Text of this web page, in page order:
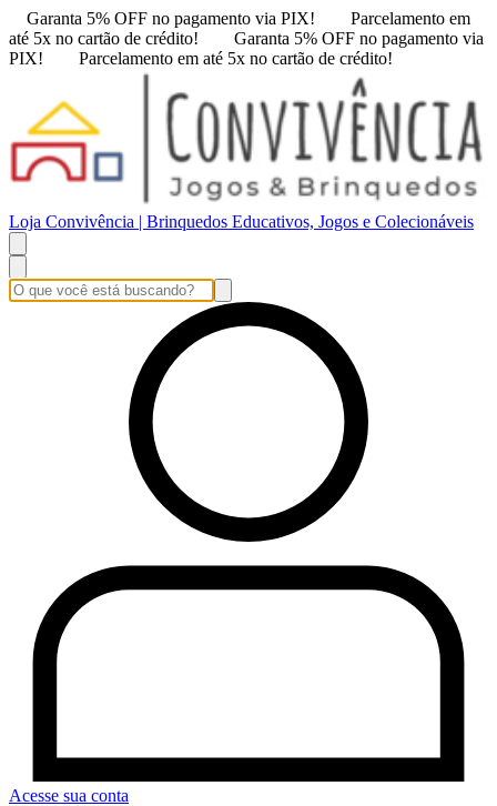
Garanta 5% OFF no pagamento via PIX!
Parcelamento em
até 5x no cartão de crédito!
Garanta 5% OFF no pagamento via
PIX!
Parcelamento em até 5x no cartão de crédito!
Loja Convivência | Brinquedos Educativos, Jogos e Colecionáveis
Acesse sua conta